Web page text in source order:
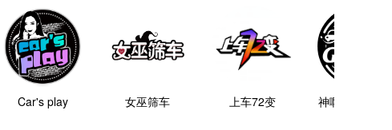
Car's play 女巫筛车 上车72变 神啊！汽车旅